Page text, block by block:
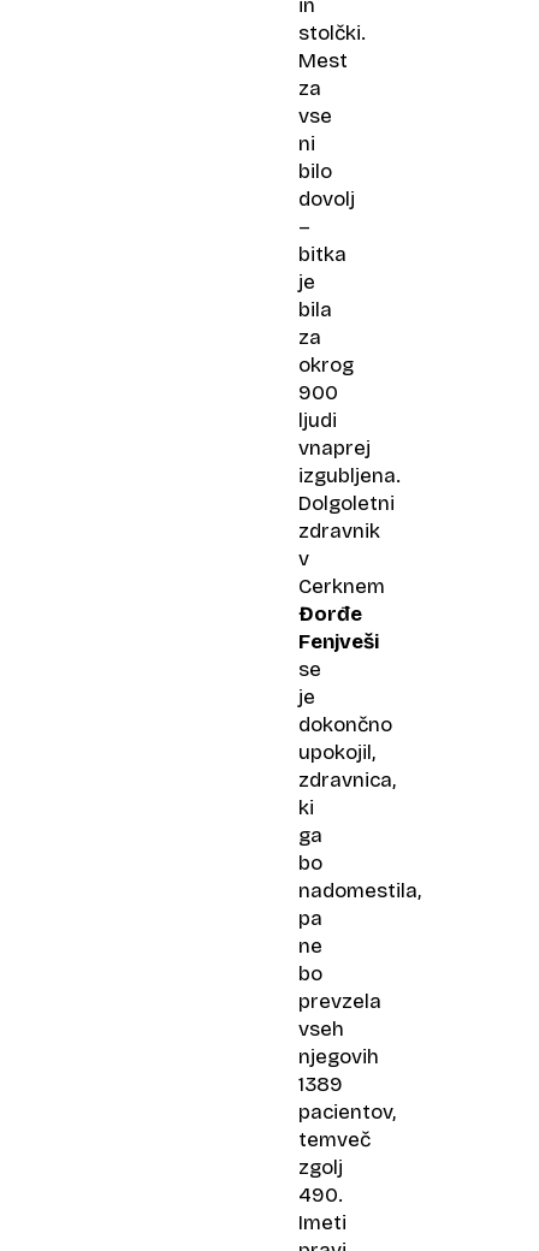
in
stolčki.
Mest
za
vse
ni
bilo
dovolj
–
bitka
je
bila
za
okrog
900
ljudi
vnaprej
izgubljena.
Dolgoletni
zdravnik
v
Cerknem
Đorđe
Fenjveši
se
je
dokončno
upokojil,
zdravnica,
ki
ga
bo
nadomestila,
pa
ne
bo
prevzela
vseh
njegovih
1389
pacientov,
temveč
zgolj
490.
Imeti